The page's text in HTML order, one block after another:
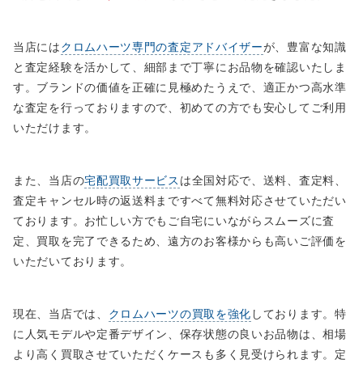
当店にはクロムハーツ専門の査定アドバイザーが、豊富な知識
と査定経験を活かして、細部まで丁寧にお品物を確認いたしま
す。ブランドの価値を正確に見極めたうえで、適正かつ高水準
な査定を行っておりますので、初めての方でも安心してご利用
いただけます。
また、当店の宅配買取サービス は全国対応で、送料、査定料、
査定キャンセル時の返送料まですべて無料対応させていただい
ております。お忙しい方でもご自宅にいながらスムーズに査
定、買取を完了できるため、遠方のお客様からも高いご評価を
いただいております。
現在、当店では、 クロムハーツの買取を強化 しております。特
に人気モデルや定番デザイン、保存状態の良いお品物は、相場
より高く買取させていただくケースも多く見受けられます。定